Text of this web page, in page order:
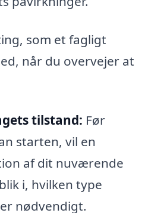
som et fagligt
når du overvejer at
tilstand: Før
starten, vil en
af dit nuværende
i, hvilken type
nødvendigt.